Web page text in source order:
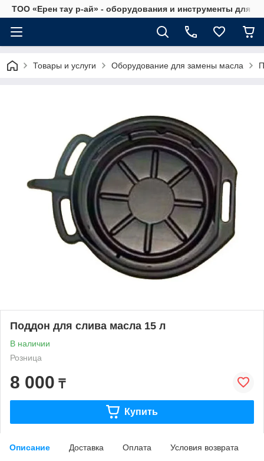
ТОО «Ерен тау р-ай» - оборудования и инструменты для
Товары и услуги Оборудование для замены масла
Поддон для слива масла 15 л
В наличии
Розница
8 000 ₸
Купить
Описание Доставка Оплата Условия возврата